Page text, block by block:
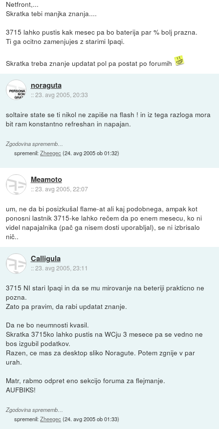
Netfront,...
Skratka tebi manjka znanja....
3715 lahko pustis kak mesec pa bo baterija par % bolj prazna.
Ti ga ocitno zamenjujes z starimi Ipaqi.
Skratka treba znanje updatat pol pa postat po forumih
noraguta
::23. avg 2005, 20:33
soltaire state se ti nikol ne zapiše na flash ! in iz tega razloga mora
bit ram konstantno refreshan in napajan.
Zgodovina sprememb…
spremenil:Zheegec (24. avg 2005 ob 01:32)
Meamoto
::23. avg 2005, 22:07
um, ne da bi posizkušal flame-at ali kaj podobnega, ampak kot
ponosni lastnik 3715-ke lahko rečem da po enem mesecu, ko ni
videl napajalnika (pač ga nisem dosti uporabljal), se ni izbrisalo
nič..
Calligula
::23. avg 2005, 23:11
3715 NI stari Ipaqi in da se mu mirovanje na beteriji prakticno ne
pozna.
Zato pa pravim, da rabi updatat znanje.
Da ne bo neumnosti kvasil.
Skratka 3715ko lahko pustis na WCju 3 mesece pa se vedno ne
bos izgubil podatkov.
Razen, ce mas za desktop sliko Noragute. Potem zgnije v par
urah.
Matr, rabmo odpret eno sekcijo foruma za flejmanje.
AUFBIKS!
Zgodovina sprememb…
spremenil:Zheegec (24. avg 2005 ob 01:33)